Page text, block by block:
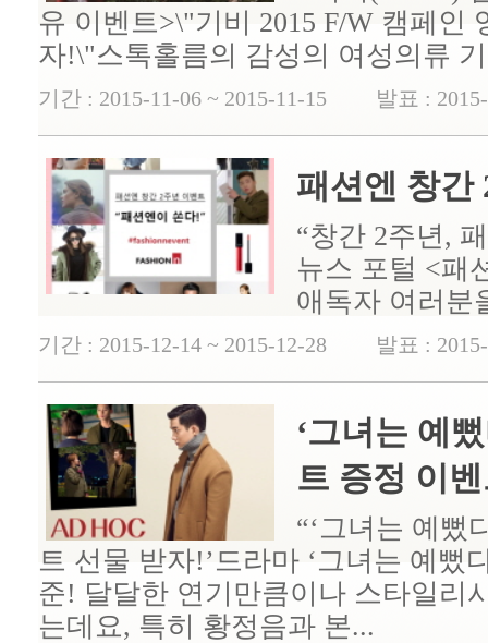
유 이벤트>\"기비 2015 F/W 캠페인
자!\"스톡홀름의 감성의 여성의류
기간 : 2015-11-06 ~ 2015-11-15 발표 : 2015-
패션엔 창간
“창간 2주년,
뉴스 포털 <패
애독자 여러분
기간 : 2015-12-14 ~ 2015-12-28 발표 : 2015-
‘그녀는 예
트 증정 이
“‘그녀는 예뻤
트 선물 받자!’드라마 ‘그녀는 예뻤
준! 달달한 연기만큼이나 스타일리
는데요, 특히 황정음과 본...